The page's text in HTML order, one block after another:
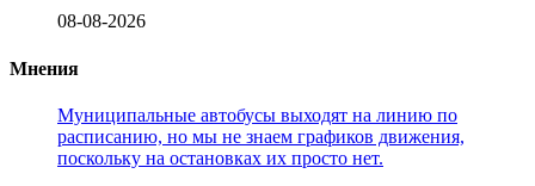
08-08-2026
Мнения
Муниципальные автобусы выходят на линию по
расписанию, но мы не знаем графиков движения,
поскольку на остановках их просто нет.